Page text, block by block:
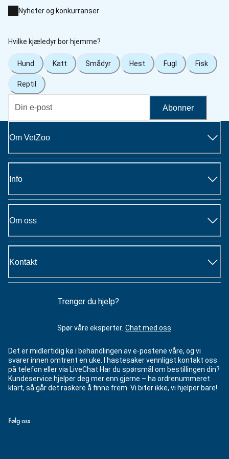
Nyheter og konkurranser
Hvilke kjæledyr bor hjemme?
Hund Katt Smådyr Hest Fugl Fisk
Reptil
Abonner
Om VetZoo
Info
Om oss
Kontakt
Trenger du hjelp?
Spør våre eksperter. Chat med oss
Det er midlertidig kø i behandlingen av e-postene våre, og vi
svarer innen omtrent en uke. I hastesaker vennligst kontakt oss
på telefon eller via LiveChat Har du spørsmål om bestillingen din?
Kundeservice hjelper deg mer enn gjerne – ha ordrenummeret
klart, så går det raskere å finne frem. Vi biter ikke, vi hjelper bare!
Følg oss